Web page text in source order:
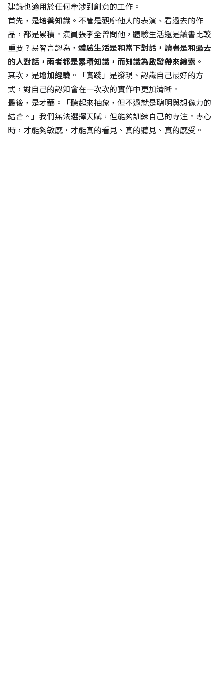
建議也適用於任何牽涉到創意的工作。
首先，是培養知識 。不管是觀摩他人的表演、看過去的作
品，都是累積。演員張孝全曾問他，體驗生活還是讀書比較
重要？易智言認為， 體驗生活是和當下對話，讀書是和過去
的人對話，兩者都是累積知識，而知識為啟發帶來線索 。
其次，是增加經驗 。「實踐」是發現、認識自己最好的方
式，對自己的認知會在一次次的實作中更加清晰。
最後，是才華 。「聽起來抽象，但不過就是聰明與想像力的
結合。」我們無法選擇天賦，但能夠訓練自己的專注。專心
時，才能夠敏感，才能真的看見、真的聽見、真的感受。